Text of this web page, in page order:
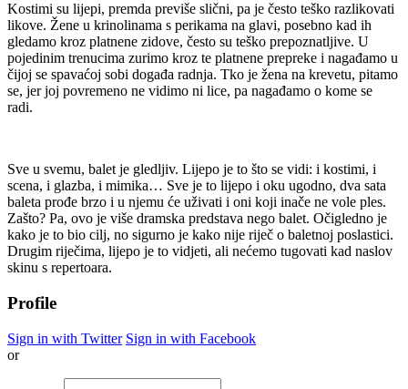
Kostimi su lijepi, premda previše slični, pa je često teško razlikovati
likove. Žene u krinolinama s perikama na glavi, posebno kad ih
gledamo kroz platnene zidove, često su teško prepoznatljive. U
pojedinim trenucima zurimo kroz te platnene prepreke i nagađamo u
čijoj se spavaćoj sobi događa radnja. Tko je žena na krevetu, pitamo
se, jer joj povremeno ne vidimo ni lice, pa nagađamo o kome se
radi.
Sve u svemu, balet je gledljiv. Lijepo je to što se vidi: i kostimi, i
scena, i glazba, i mimika… Sve je to lijepo i oku ugodno, dva sata
baleta prođe brzo i u njemu će uživati i oni koji inače ne vole ples.
Zašto? Pa, ovo je više dramska predstava nego balet. Očigledno je
kako je to bio cilj, no sigurno je kako nije riječ o baletnoj poslastici.
Drugim riječima, lijepo je to vidjeti, ali nećemo tugovati kad naslov
skinu s repertoara.
Profile
Sign in with Twitter Sign in with Facebook
or